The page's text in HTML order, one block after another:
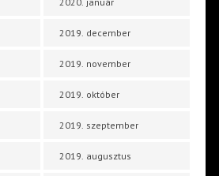
2019. december
2019. november
2019. október
2019. szeptember
2019. augusztus